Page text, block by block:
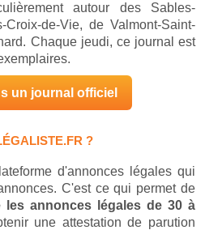
autour des Sables-
Croix-de-Vie, de Valmont-Saint-
Chaque jeudi, ce journal est
un journal officiel
?
d'annonces légales qui
C'est ce qui permet de
annonces légales de 30 à
une attestation de parution